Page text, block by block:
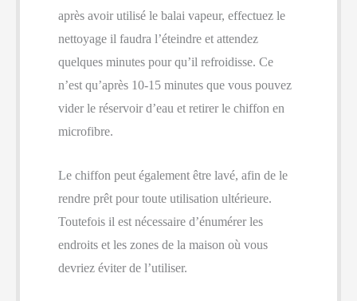
après avoir utilisé le balai vapeur, effectuez le
nettoyage il faudra l’éteindre et attendez
quelques minutes pour qu’il refroidisse. Ce
n’est qu’après 10-15 minutes que vous pouvez
vider le réservoir d’eau et retirer le chiffon en
microfibre.
Le chiffon peut également être lavé, afin de le
rendre prêt pour toute utilisation ultérieure.
Toutefois il est nécessaire d’énumérer les
endroits et les zones de la maison où vous
devriez éviter de l’utiliser.